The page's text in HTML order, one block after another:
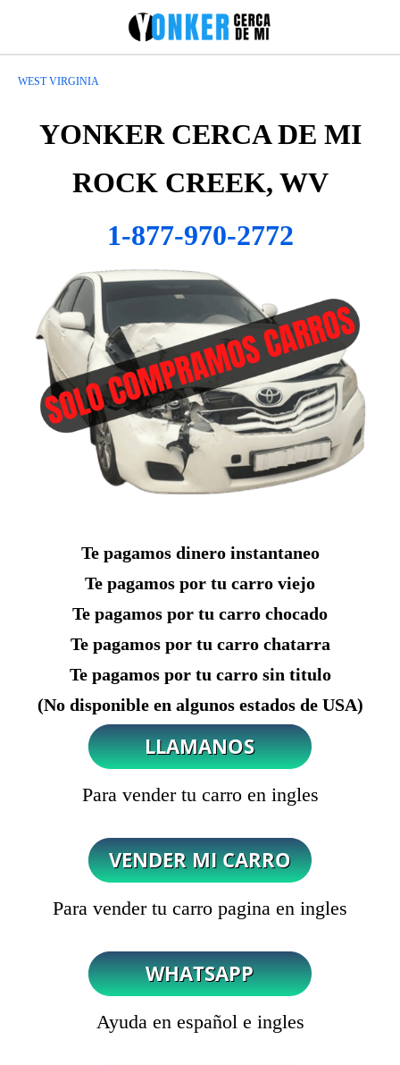
WEST VIRGINIA
YONKER CERCA DE MI
ROCK CREEK, WV
1-877-970-2772
Te pagamos dinero instantaneo
Te pagamos por tu carro viejo
Te pagamos por tu carro chocado
Te pagamos por tu carro chatarra
Te pagamos por tu carro sin titulo
(No disponible en algunos estados de USA)
Para vender tu carro en ingles
Para vender tu carro pagina en ingles
Ayuda en español e ingles